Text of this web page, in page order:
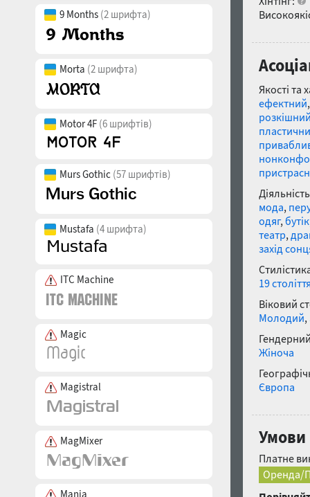
9 Months (2 шрифта)
Morta (2 шрифта)
Motor 4F (6 шрифтів)
Murs Gothic (57 шрифтів)
Mustafa (4 шрифта)
ITC Machine
Magic
Magistral
MagMixer
Mania
Якості та
ефектний
мода,
одяг,бутік
театр,
захід
19
Віковий
Молодий,
Жіноча
Європа
Умови
Платне
Оренда/